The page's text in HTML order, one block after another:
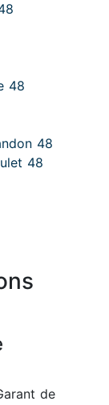
48
48
48
de